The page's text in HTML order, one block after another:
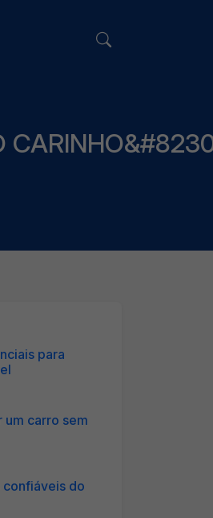
para
um carro sem
confiáveis do